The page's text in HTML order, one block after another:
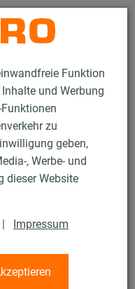
Funktion
und Werbung
zu
geben,
, Werbe- und
dieser Website
| Impressum
Kontakt
Schellen RTN+ Typ 2 und 4
RTN+
4